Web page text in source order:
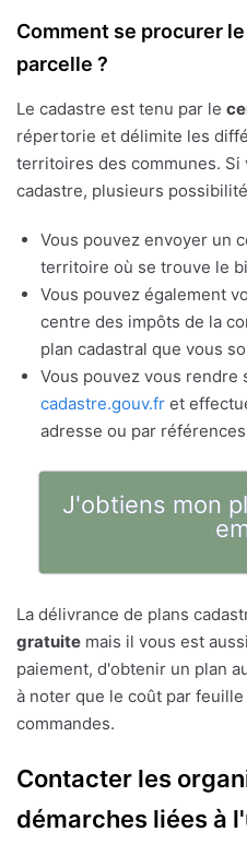
Comment se procurer
parcelle ?
Le cadastre est tenu par le
répertorie et délimite les
territoires des communes.
cadastre, plusieurs
Vous pouvez envoyer un
territoire où se trouve le
Vous pouvez également
centre des impôts de la
plan cadastral que vous
Vous pouvez vous
cadastre.gouv.fr et
adresse ou par
J'obtiens mon
La délivrance de plans
gratuite mais il vous est
paiement, d'obtenir un plan
à noter que le coût par
commandes.
Contacter les
démarches liées à